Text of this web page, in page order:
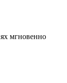
мгновенно